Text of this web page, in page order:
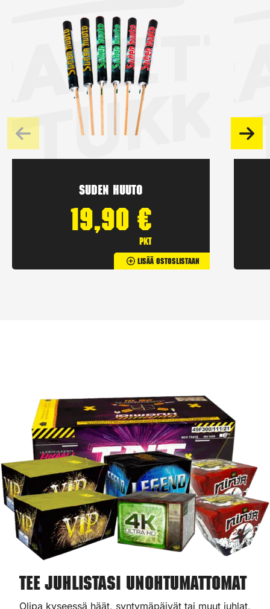
Suden huuto
19,90 €
pkt
Lisää Ostoslistaan
Tee juhlistasi unohtumattomat
Olipa kyseessä häät, syntymäpäivät tai muut juhlat,